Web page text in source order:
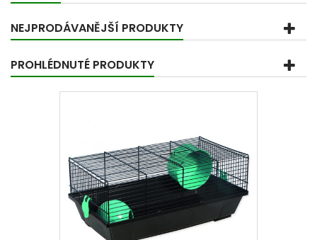
NEJPRODÁVANĚJŠÍ PRODUKTY
PROHLÉDNUTÉ PRODUKTY